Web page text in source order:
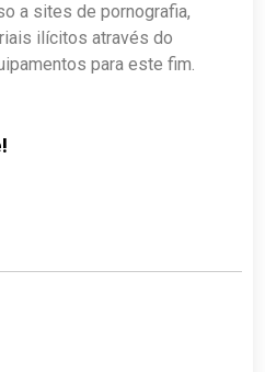
a sites de pornografia,
ilícitos através do
para este fim.